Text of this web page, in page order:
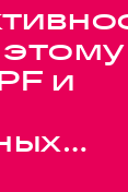
этому
и